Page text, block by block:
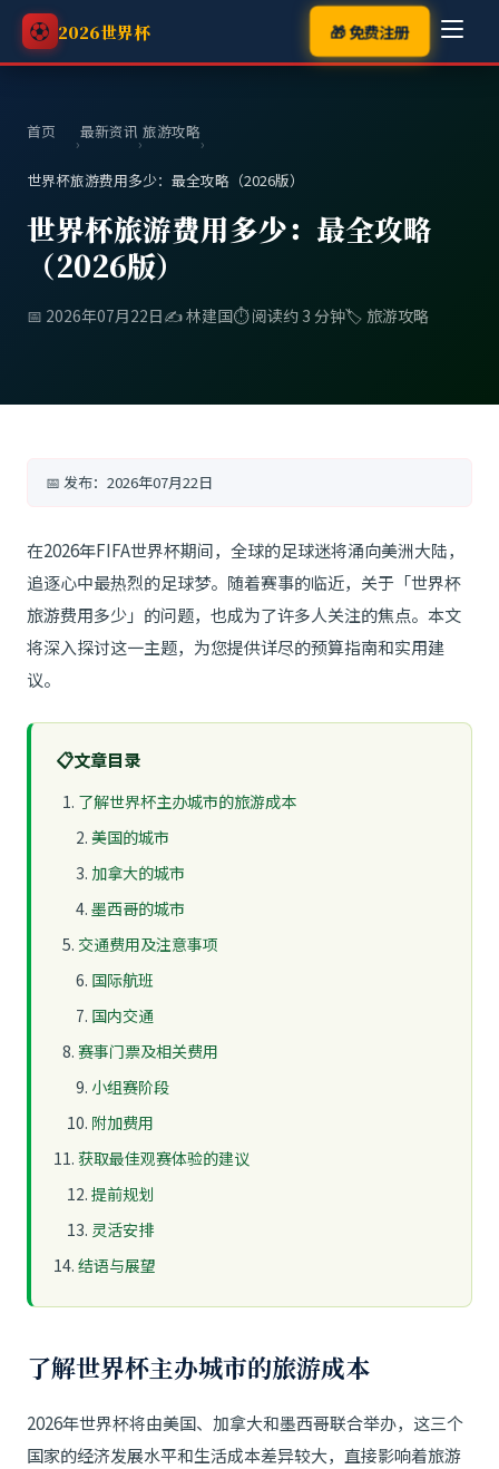
⚽ 2026世界杯 🎁 免费注册
首页
›
最新资讯
›
旅游攻略
›
世界杯旅游费用多少：最全攻略（2026版）
世界杯旅游费用多少：最全攻略
（2026版）
📅 2026年07月22日✍️ 林建国⏱️ 阅读约 3 分钟🏷️ 旅游攻略
📅 发布： 2026年07月22日
在2026年FIFA世界杯期间，全球的足球迷将涌向美洲大陆，
追逐心中最热烈的足球梦。随着赛事的临近，关于「世界杯
旅游费用多少」的问题，也成为了许多人关注的焦点。本文
将深入探讨这一主题，为您提供详尽的预算指南和实用建
议。
📋文章目录
了解世界杯主办城市的旅游成本
美国的城市
加拿大的城市
墨西哥的城市
交通费用及注意事项
国际航班
国内交通
赛事门票及相关费用
小组赛阶段
附加费用
获取最佳观赛体验的建议
提前规划
灵活安排
结语与展望
了解世界杯主办城市的旅游成本
2026年世界杯将由美国、加拿大和墨西哥联合举办，这三个
国家的经济发展水平和生活成本差异较大，直接影响着旅游